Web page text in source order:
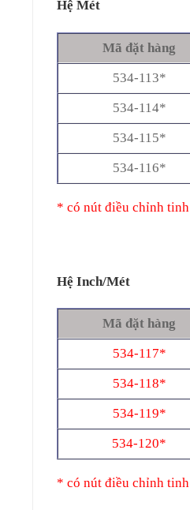
Hệ Mét
Mã đặt hàng
534-113*
534-114*
534-115*
534-116*
* có nút điều chỉnh tinh
Hệ Inch/Mét
Mã đặt hàng
534-117*
534-118*
534-119*
534-120*
* có nút điều chỉnh tinh